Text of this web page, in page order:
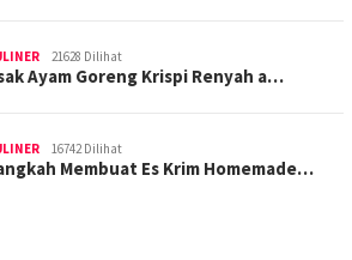
21628 Dilihat
Ayam Goreng Krispi Renyah a…
16742 Dilihat
Membuat Es Krim Homemade…